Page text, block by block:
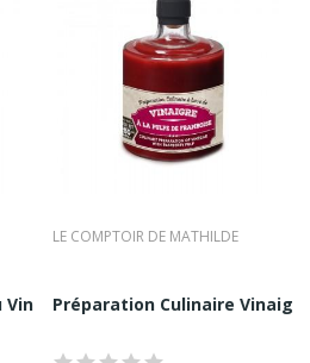
À La Pulpe De...
LE COMPTOIR DE MATHILDE
Préparation Culinaire